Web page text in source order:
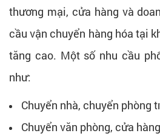
thương mại, cửa hàng và
cầu vận chuyển hàng hóa tại
tăng cao. Một số nhu cầu
như:
Chuyển nhà, chuyển phòng
Chuyển văn phòng, cửa